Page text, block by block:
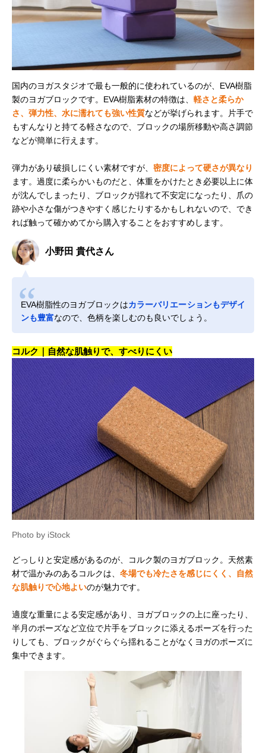
国内のヨガスタジオで最も一般的に使われているのが、EVA樹脂
製のヨガブロックです。EVA樹脂素材の特徴は、 軽さと柔らか
さ、弾力性、水に濡れても強い性質などが挙げられます。片手で
もすんなりと持てる軽さなので、ブロックの場所移動や高さ調節
などが簡単に行えます。
弾力があり破損しにくい素材ですが、 密度によって硬さが異なり
ます。過度に柔らかいものだと、体重をかけたとき必要以上に体
が沈んでしまったり、ブロックが揺れて不安定になったり、爪の
跡や小さな傷がつきやすく感じたりするかもしれないので、でき
れば触って確かめてから購入することをおすすめします。
小野田 貴代さん
EVA樹脂性のヨガブロックはカラーバリエーションもデザイ
ンも豊富なので、色柄を楽しむのも良いでしょう。
コルク｜自然な肌触りで、すべりにくい
Photo by iStock
どっしりと安定感があるのが、コルク製のヨガブロック。天然素
材で温かみのあるコルクは、 冬場でも冷たさを感じにくく、自然
な肌触りで心地よいのが魅力です。
適度な重量による安定感があり、ヨガブロックの上に座ったり、
半月のポーズなど立位で片手をブロックに添えるポーズを行った
りしても、ブロックがぐらぐら揺れることがなくヨガのポーズに
集中できます。